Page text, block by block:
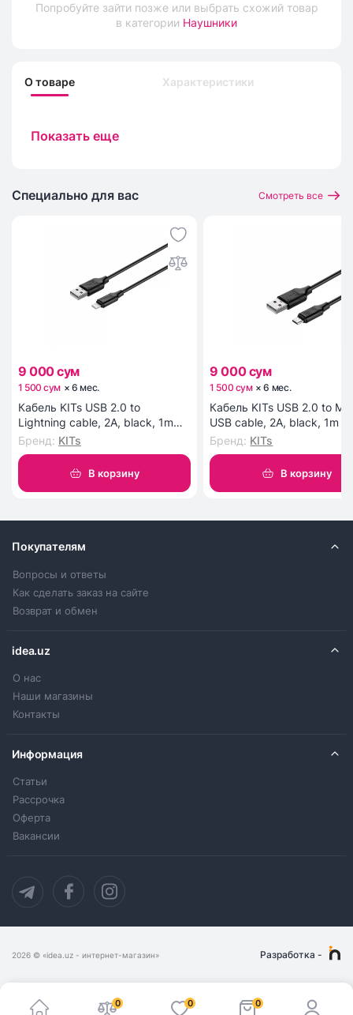
Попробуйте зайти позже или выбрать схожий товар
в категории Наушники
О товаре Характеристики
Показать еще
Специально для вас Смотреть все
9 000 сум
1 500 сум × 6 мес.
Кабель KITs USB 2.0 to
Lightning cable, 2A, black, 1m
(KITS-W-003)
Бренд: KITs
В корзину
9 000 сум
1 500 сум ×6 мес.
Кабель KITs USB 2.0 to
USB cable, 2A, black, 1m
W-002)
Бренд: KITs
В корзину
Покупателям
Вопросы и ответы
Как сделать заказ на сайте
Возврат и обмен
idea.uz
О нас
Наши магазины
Контакты
Информация
Статьи
Рассрочка
Оферта
Вакансии
2026 © «idea.uz - интернет-магазин» Разработка -
0 0 0